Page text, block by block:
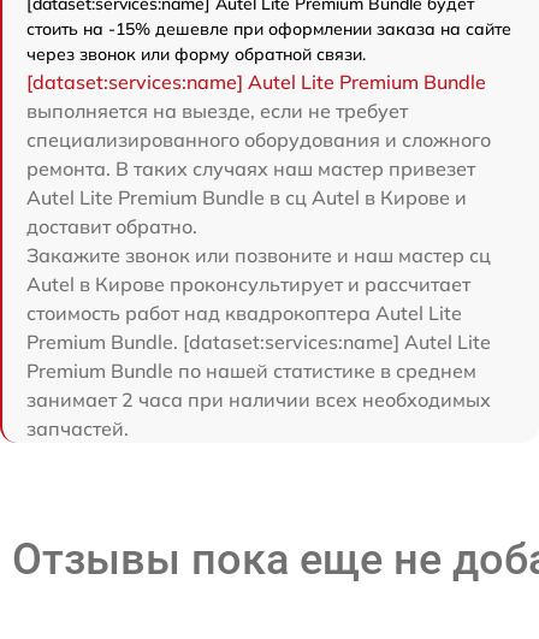
стоить на -15% дешевле при оформлении заказа на сайте
через звонок или форму обратной связи.
[dataset:services:name] Autel Lite Premium Bundle
выполняется на выезде, если не требует
специализированного оборудования и сложного
ремонта. В таких случаях наш мастер привезет
Autel Lite Premium Bundle в сц Autel в Кирове и
доставит обратно.
Закажите звонок или позвоните и наш мастер сц
Autel в Кирове проконсультирует и рассчитает
стоимость работ над квадрокоптера Autel Lite
Premium Bundle. [dataset:services:name] Autel Lite
Premium Bundle по нашей статистике в среднем
занимает 2 часа при наличии всех необходимых
запчастей.
Отзывы пока еще не